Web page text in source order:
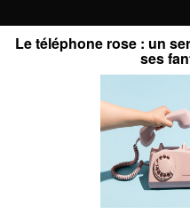
Le téléphone rose : un
ses